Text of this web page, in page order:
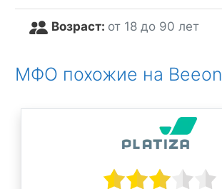
Возраст: от 18 до 90 лет
МФО похожие на Beeon